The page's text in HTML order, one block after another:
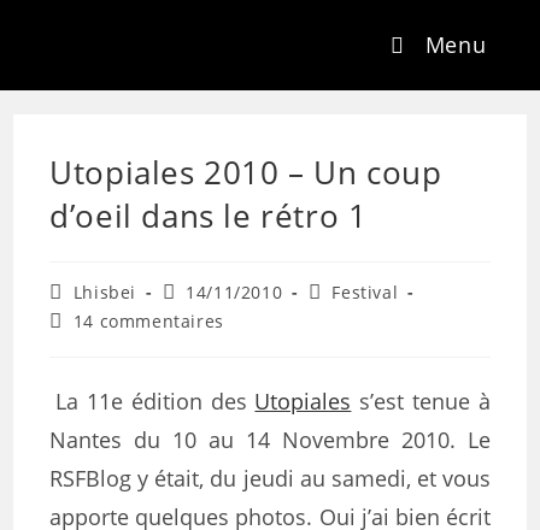
Menu
Utopiales 2010 – Un coup
d’oeil dans le rétro 1
Lhisbei 14/11/2010
Festival
14 commentaires
La 11e édition des Utopiales s’est tenue à
Nantes du 10 au 14 Novembre 2010. Le
RSFBlog y était, du jeudi au samedi, et vous
apporte quelques photos. Oui j’ai bien écrit